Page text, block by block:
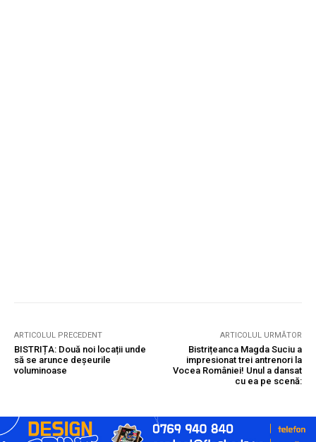
ARTICOLUL PRECEDENT
BISTRIȚA: Două noi locații unde
să se arunce deșeurile
voluminoase
ARTICOLUL URMĂTOR
Bistrițeanca Magda Suciu a
impresionat trei antrenori la
Vocea României! Unul a dansat
cu ea pe scenă: